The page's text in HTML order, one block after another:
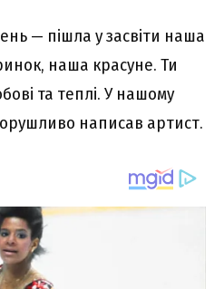
— пішла у засвіти наша
наша красуне. Ти
та теплі. У нашому
написав артист.